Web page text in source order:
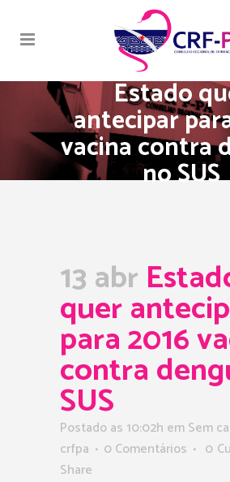
Estado
antecipar
vacina contra
no SUS
13 abr
quer
para 2016
contra
SUS
Postado as 10:02h em Sem
crfpa
0 Comentários 0
Share